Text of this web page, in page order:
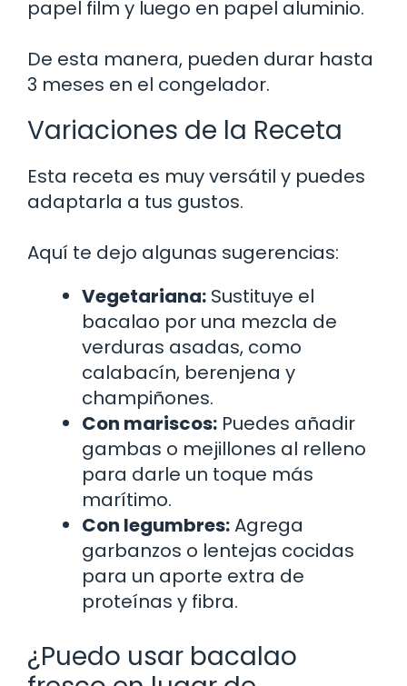
papel film y luego en papel aluminio.
De esta manera, pueden durar hasta
3 meses en el congelador.
Variaciones de la Receta
Esta receta es muy versátil y puedes
adaptarla a tus gustos.
Aquí te dejo algunas sugerencias:
Vegetariana: Sustituye el
bacalao por una mezcla de
verduras asadas, como
calabacín, berenjena y
champiñones.
Con mariscos: Puedes añadir
gambas o mejillones al relleno
para darle un toque más
marítimo.
Con legumbres:Agrega
garbanzos o lentejas cocidas
para un aporte extra de
proteínas y fibra.
¿Puedo usar bacalao